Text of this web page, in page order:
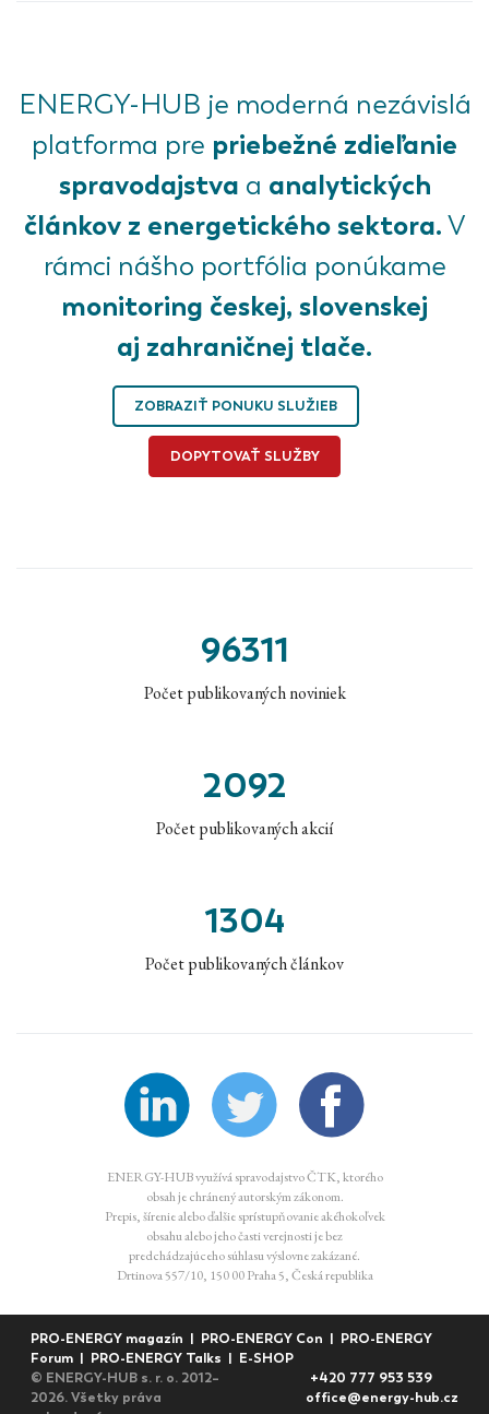
ENERGY-HUB je moderná nezávislá
platforma pre priebežné zdieľanie
spravodajstva a analytických
článkov z energetického sektora. V
rámci nášho portfólia ponúkame
monitoring českej, slovenskej
aj zahraničnej tlače.
ZOBRAZIŤ PONUKU SLUŽIEB
DOPYTOVAŤ SLUŽBY
96311
Počet publikovaných noviniek
2092
Počet publikovaných akcií
1304
Počet publikovaných článkov
ENERGY-HUB využívá spravodajstvo ČTK, ktorého
obsah je chránený autorským zákonom.
Prepis, šírenie alebo ďalšie sprístupňovanie akéhokoľvek
obsahu alebo jeho časti verejnosti je bez
predchádzajúceho súhlasu výslovne zakázané.
Drtinova 557/10, 150 00 Praha 5, Česká republika
PRO-ENERGY magazín | PRO-ENERGY Con | PRO-ENERGY
Forum | PRO-ENERGY Talks | E-SHOP
© ENERGY-HUB s. r. o. 2012–
2026. Všetky práva
+420 777 953 539
office@energy-hub.cz